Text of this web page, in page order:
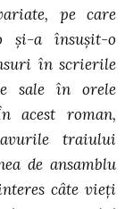
pe care
şi-a însuşit-o
în scrierile
sale în orele
acest roman,
traiului
de ansamblu
câte vieţi